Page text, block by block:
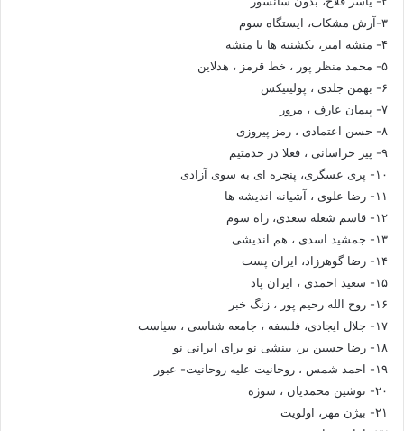
۳-آرش مشکات، ایستگاه سوم
۴- منشه امیر، یکشنبه ها با منشه
۵- محمد منظر پور ، خط قرمز ، هدلاین
۶- بهمن جلدی ، پولیتیکس
۷- پیمان عارف ، مرور
۸- حسن اعتمادی ، رمز پیروزی
۹- پیر خراسانی ، فعلا در خدمتیم
۱۰- پری عسگری، پنجره ای به سوی آزادی
۱۱- رضا علوی ، آشیانه اندیشه ها
۱۲- قاسم شعله سعدی، راه سوم
۱۳- جمشید اسدی ، هم اندیشی
۱۴- رضا گوهرزاد، ایران پست
۱۵- سعید احمدی ، ایران پاد
۱۶- روح الله رحیم پور ، زنگ خبر
۱۷- جلال ایجادی، فلسفه ، جامعه شناسی ، سیاست
۱۸- رضا حسین بر، بینشی نو برای ایرانی نو
۱۹- احمد شمس ، روحانیت علیه روحانیت- عبور
۲۰- نوشین محمدیان ، سوژه
۲۱- بیژن مهر، اولویت